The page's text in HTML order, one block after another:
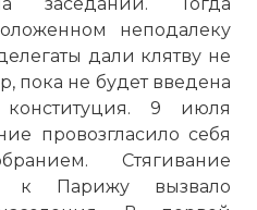
неподалеку
дали клятву не
пока не будет введена
9 июля
провозгласило себя
Стягивание
к Парижу вызвало
французская